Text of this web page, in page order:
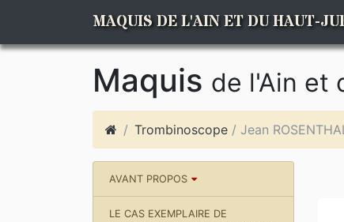
MAQUIS DE L'AIN ET DU HAUT-
Maquis de l'Ain et
Trombinoscope / Jean
AVANT PROPOS
LE CAS EXEMPLAIRE DE